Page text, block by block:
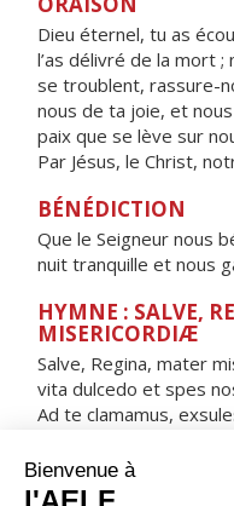
Dieu éternel, tu as
l’as délivré de la mort
se troublent, rassure-
nous de ta joie, et
paix que se lève sur
Par Jésus, le Christ,
BÉNÉDICTION
Que le Seigneur nous
nuit tranquille et nous
HYMNE : SALVE,
MISERICORDIÆ
Salve, Regina, mater
vita dulcedo et spes
Ad te clamamus,
in hac lacrimarum valle.